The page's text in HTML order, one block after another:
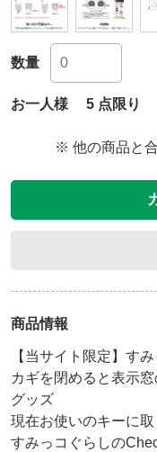
数量
お一人様 5 点限り
※ 他の商品と
商品情報
【当サイト限定】す
カギを閉めると表示
グッズ
現在お使いのキーに取
すみっコぐらしの